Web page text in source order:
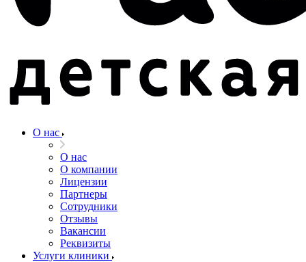
О нас
О нас
О компании
Лицензии
Партнеры
Сотрудники
Отзывы
Вакансии
Реквизиты
Услуги клиники